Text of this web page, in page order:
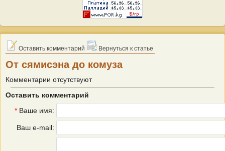
Оставить комментарий Вернуться к статье
От сямисэна до комуза
Комментарии отсутствуют
Оставить комментарий
* Ваше имя:
Ваш e-mail: